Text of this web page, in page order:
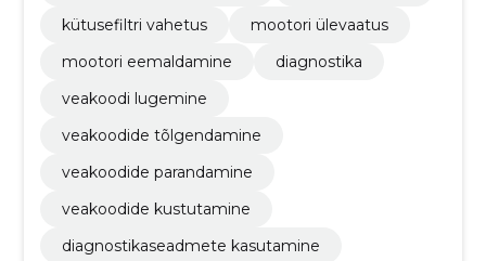
kütusefiltri vahetus
mootori ülevaatus
mootori eemaldamine
diagnostika
veakoodi lugemine
veakoodide tõlgendamine
veakoodide parandamine
veakoodide kustutamine
diagnostikaseadmete kasutamine